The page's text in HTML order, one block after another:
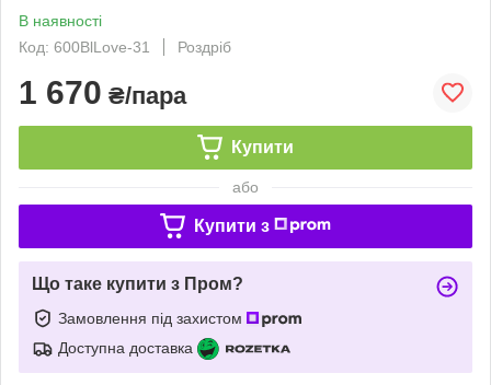
В наявності
Код: 600BlLove-31
Роздріб
1 670 ₴/пара
Купити
або
Купити з
Що таке купити з Пром?
Замовлення під захистом
Доступна доставка